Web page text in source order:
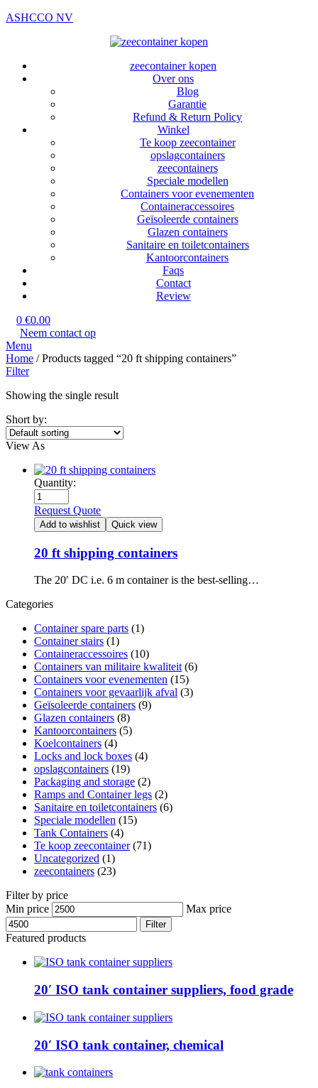
ASHCCO NV
zeecontainer kopen
Over ons
Blog
Garantie
Refund & Return Policy
Winkel
Te koop zeecontainer​
opslagcontainers
zeecontainers
Speciale modellen
Containers voor evenementen
Containeraccessoires
Geïsoleerde containers
Glazen containers
Sanitaire en toiletcontainers
Kantoorcontainers
Faqs
Contact
Review
0 €0.00
Neem contact op
Menu
Home / Products tagged “20 ft shipping containers​”
Filter
Showing the single result
Short by:
View As
Quantity:
Request Quote
Add to wishlist Quick view
20 ft shipping containers
The 20′ DC i.e. 6 m container is the best-selling…
Categories
Container spare parts (1)
Container stairs (1)
Containeraccessoires (10)
Containers van militaire kwaliteit (6)
Containers voor evenementen (15)
Containers voor gevaarlijk afval (3)
Geïsoleerde containers (9)
Glazen containers (8)
Kantoorcontainers (5)
Koelcontainers (4)
Locks and lock boxes (4)
opslagcontainers (19)
Packaging and storage (2)
Ramps and Container legs (2)
Sanitaire en toiletcontainers (6)
Speciale modellen (15)
Tank Containers (4)
Te koop zeecontainer​ (71)
Uncategorized (1)
zeecontainers (23)
Filter by price
Min price
Max price
Filter
Featured products
20′ ISO tank container suppliers, food grade
20′ ISO tank container, chemical